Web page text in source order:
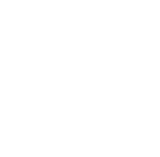
está
láser al portero
domingo contra el
el que advierte que
60.000 euros de
guardameta, la
puntero apuntaba